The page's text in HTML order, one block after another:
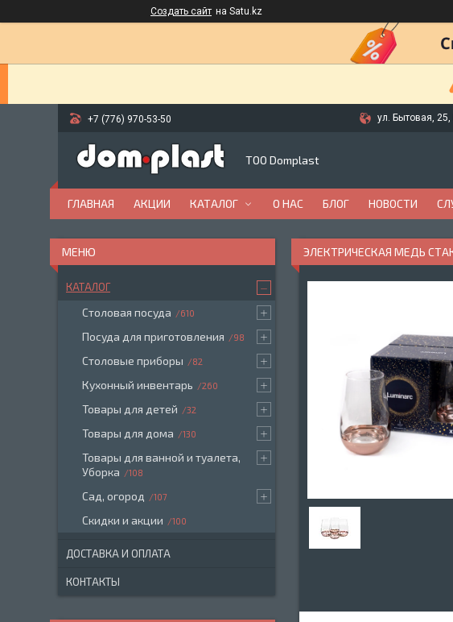
Создать сайт на Satu.kz
+7 (776) 970-53-50 ул. Бытовая,
ТОО Domplast
ГЛАВНАЯ АКЦИИ КАТАЛОГ О НАС БЛОГ НОВОСТИ
ЭЛЕКТРИЧЕСКАЯ МЕДЬ
КАТАЛОГ
Столовая посуда 610
Посуда для приготовления 98
Столовые приборы 82
Кухонный инвентарь 260
Товары для детей 32
Товары для дома 130
Товары для ванной и туалета,
Уборка
108
Сад, огород 107
Скидки и акции 100
ДОСТАВКА И ОПЛАТА
КОНТАКТЫ